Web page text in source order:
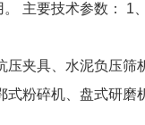
主要技术参数： 1
夹具、水泥负压筛
粉碎机、盘式研磨